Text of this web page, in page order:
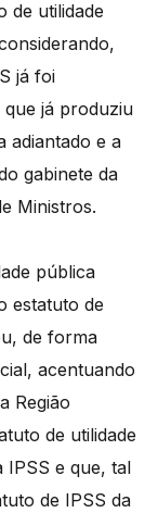
de utilidade
já foi
já produziu
adiantado e a
gabinete da
Ministros.
pública
estatuto de
de forma
acentuando
Região
de utilidade
e que, tal
de IPSS da